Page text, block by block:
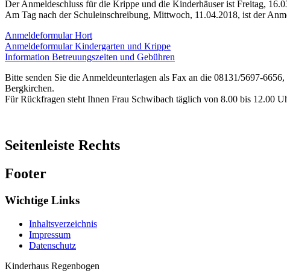
Der Anmeldeschluss für die Krippe und die Kinderhäuser ist Freitag,
Am Tag nach der Schuleinschreibung, Mittwoch, 11.04.2018, ist der
Anmeldeformular Hort
Anmeldeformular Kindergarten und Krippe
Information Betreuungszeiten und Gebühren
Bitte senden Sie die Anmeldeunterlagen als Fax an die 08131/5697-
Bergkirchen.
Für Rückfragen steht Ihnen Frau Schwibach täglich von 8.00 bis 12.00
Seitenleiste Rechts
Footer
Wichtige Links
Inhaltsverzeichnis
Impressum
Datenschutz
Kinderhaus Regenbogen